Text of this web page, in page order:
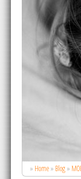
» Home» Blog»